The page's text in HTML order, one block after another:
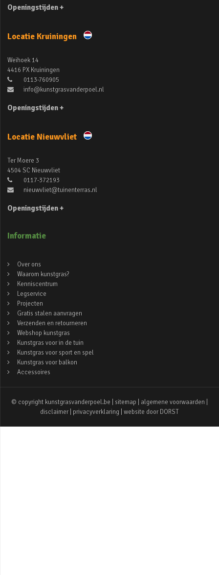
Openingstijden +
Locatie Kruiningen
Weihoek 14
4416 PX Kruiningen
0113-760905
info@kunstgrasvanderpoel.nl
Openingstijden +
Locatie Nieuwvliet
Ter Moere 3
4504 SC Nieuwvliet
0117-372193
nieuwvliet@tuinenterras.nl
Openingstijden +
Informatie
Over ons
Waarom kunstgras?
Kenniscentrum
Legservice
Projecten
Gratis stalen aanvragen
Verzenden en retourneren
Webshop kunstgras
Kunstgras voor in de tuin
Kunstgras voor sport en spel
Kunstgras voor balkon
Accessoires
© copyright kunstgrasvanderpoel.be | sitemap algemene voorwaarden
disclaimer
privacyverklaring | website door DORST